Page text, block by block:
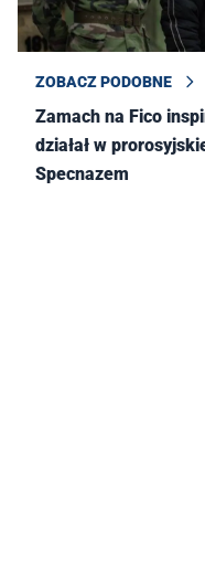
ZOBACZ PODOBNE
Zamach na Fico
działał w
Specnazem